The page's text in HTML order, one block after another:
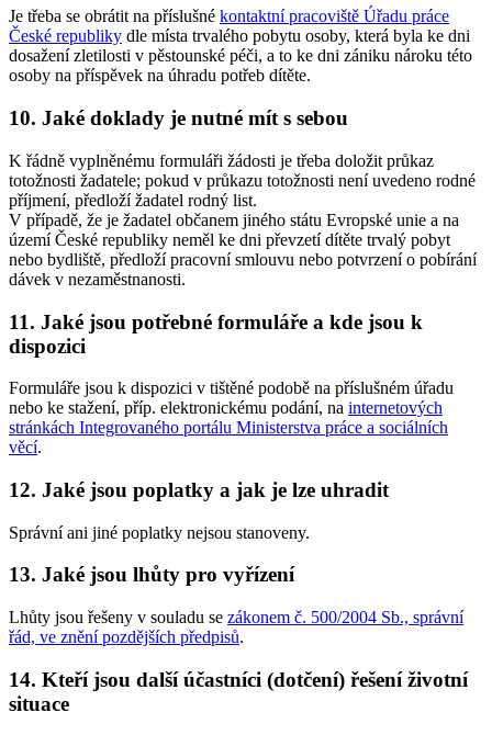
Je třeba se obrátit na příslušné kontaktní pracoviště Úřadu práce
České republiky dle místa trvalého pobytu osoby, která byla ke dni
dosažení zletilosti v pěstounské péči, a to ke dni zániku nároku této
osoby na příspěvek na úhradu potřeb dítěte.
10. Jaké doklady je nutné mít s sebou
K řádně vyplněnému formuláři žádosti je třeba doložit průkaz
totožnosti žadatele; pokud v průkazu totožnosti není uvedeno rodné
příjmení, předloží žadatel rodný list.
V případě, že je žadatel občanem jiného státu Evropské unie a na
území České republiky neměl ke dni převzetí dítěte trvalý pobyt
nebo bydliště, předloží pracovní smlouvu nebo potvrzení o pobírání
dávek v nezaměstnanosti.
11. Jaké jsou potřebné formuláře a kde jsou k
dispozici
Formuláře jsou k dispozici v tištěné podobě na příslušném úřadu
nebo ke stažení, příp. elektronickému podání, na internetových
stránkách Integrovaného portálu Ministerstva práce a sociálních
věcí.
12. Jaké jsou poplatky a jak je lze uhradit
Správní ani jiné poplatky nejsou stanoveny.
13. Jaké jsou lhůty pro vyřízení
Lhůty jsou řešeny v souladu se zákonem č. 500/2004 Sb., správní
řád, ve znění pozdějších předpisů.
14. Kteří jsou další účastníci (dotčení) řešení životní
situace